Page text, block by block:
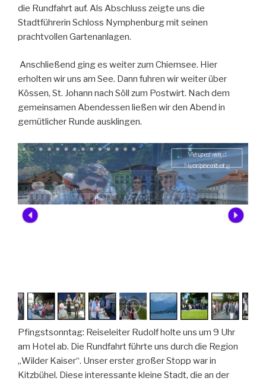
die Rundfahrt auf. Als Abschluss zeigte uns die
Stadtführerin Schloss Nymphenburg mit seinen
prachtvollen Gartenanlagen.
Anschließend ging es weiter zum Chiemsee. Hier
erholten wir uns am See. Dann fuhren wir weiter über
Kössen, St. Johann nach Söll zum Postwirt. Nach dem
gemeinsamen Abendessen ließen wir den Abend in
gemütlicher Runde ausklingen.
Vesper wird
vorbereitet
München,
Nymphenburg
Pfingstsonntag: Reiseleiter Rudolf holte uns um 9 Uhr
am Hotel ab. Die Rundfahrt führte uns durch die Region
„Wilder Kaiser“. Unser erster großer Stopp war in
Kitzbühel. Diese interessante kleine Stadt, die an der